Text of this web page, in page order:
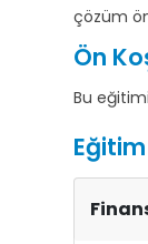
çözüm
Ön
Bu